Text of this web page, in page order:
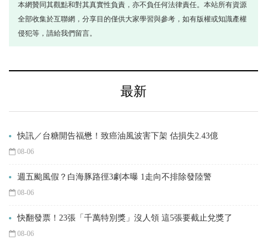
本網贊同其觀點和對其真實性負責，亦不負任何法律責任。本站所有資源
全部收集於互聯網，分享目的僅供大家學習與參考，如有版權或知識產權
侵犯等，請給我們留言。
最新
快訊／台糖開告福懋！致癌油風波害下架 估損失2.43億
08-06
週五颱風假？白海豚路徑3劇本曝 1走向不排除發陸警
08-06
快翻發票！23張「千萬特別獎」沒人領 這5張要截止兌獎了
08-06